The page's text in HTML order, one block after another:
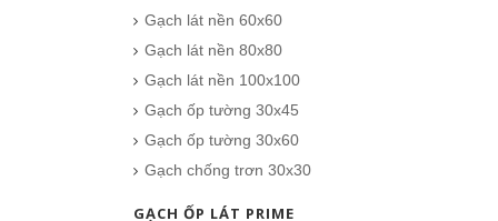
Gạch lát nền 60x60
Gạch lát nền 80x80
Gạch lát nền 100x100
Gạch ốp tường 30x45
Gạch ốp tường 30x60
Gạch chống trơn 30x30
GẠCH ỐP LÁT PRIME